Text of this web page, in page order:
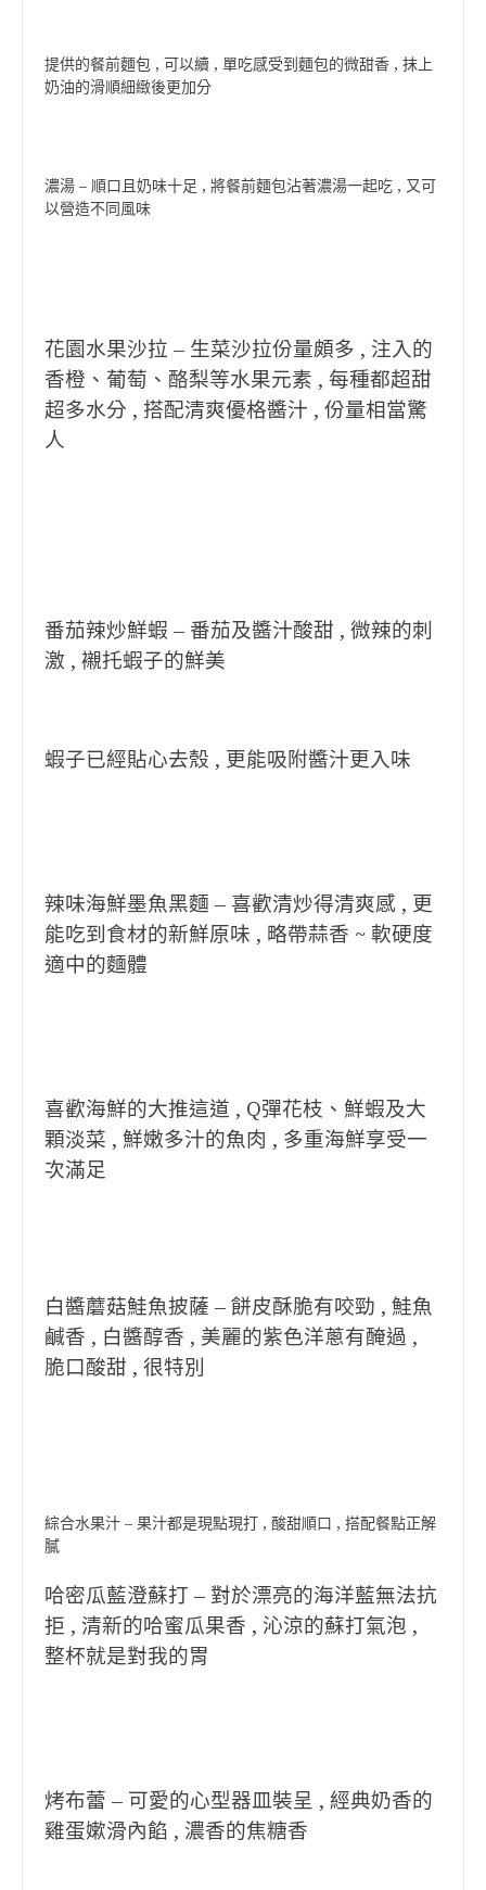
提供的餐前麵包 , 可以續 , 單吃感受到麵包的微甜香 , 抹上
奶油的滑順細緻後更加分
濃湯 – 順口且奶味十足 , 將餐前麵包沾著濃湯一起吃 , 又可
以營造不同風味
花園水果沙拉 – 生菜沙拉份量頗多 , 注入的
香橙、葡萄、酪梨等水果元素 , 每種都超甜
超多水分 , 搭配清爽優格醬汁 , 份量相當驚
人
番茄辣炒鮮蝦 – 番茄及醬汁酸甜 , 微辣的刺
激 , 襯托蝦子的鮮美
蝦子已經貼心去殼 , 更能吸附醬汁更入味
辣味海鮮墨魚黑麵 – 喜歡清炒得清爽感 , 更
能吃到食材的新鮮原味 , 略帶蒜香 ~ 軟硬度
適中的麵體
喜歡海鮮的大推這道 , Q彈花枝、鮮蝦及大
顆淡菜 , 鮮嫩多汁的魚肉 , 多重海鮮享受一
次滿足
白醬蘑菇鮭魚披薩 – 餅皮酥脆有咬勁 , 鮭魚
鹹香 , 白醬醇香 , 美麗的紫色洋蔥有醃過 ,
脆口酸甜 , 很特別
綜合水果汁 – 果汁都是現點現打 , 酸甜順口 , 搭配餐點正解
膩
哈密瓜藍澄蘇打 – 對於漂亮的海洋藍無法抗
拒 , 清新的哈蜜瓜果香 , 沁涼的蘇打氣泡 ,
整杯就是對我的胃
烤布蕾 – 可愛的心型器皿裝呈 , 經典奶香的
雞蛋嫰滑內餡 , 濃香的焦糖香